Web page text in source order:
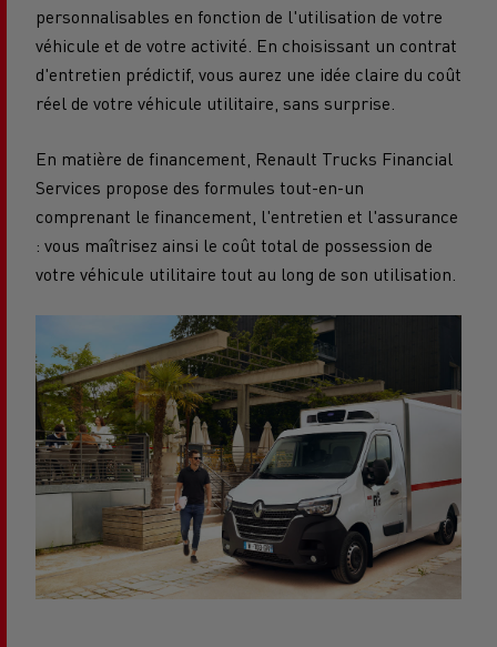
personnalisables en fonction de l'utilisation de votre
véhicule et de votre activité. En choisissant un contrat
d'entretien prédictif, vous aurez une idée claire du coût
réel de votre véhicule utilitaire, sans surprise.
En matière de financement, Renault Trucks Financial
Services propose des formules tout-en-un
comprenant le financement, l'entretien et l'assurance
: vous maîtrisez ainsi le coût total de possession de
votre véhicule utilitaire tout au long de son utilisation.